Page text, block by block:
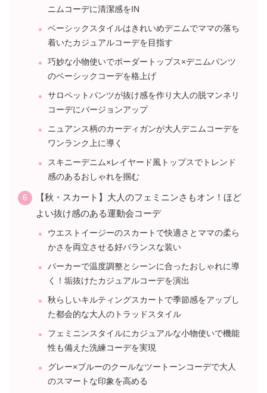
ニムコーデに清潔感をIN
ベーシックスタイルはきれいめデニムでママの落ち
着いたカジュアルコーデを目指す
巧妙な小物使いでボーダートップス×デニムパンツ
のベーシックコーデを格上げ
サロペットパンツが抜け感を作り大人の脱マンネリ
コーデにバージョンアップ
ニュアンス柄のカーディガンが大人デニムコーデを
ワンランク上に導く
スキニーデニム×レイヤード風トップスでトレンド
感のあるおしゃれを掴む
【秋・スカート】大人のフェミニンさもオン！ほど
よい抜け感のある運動会コーデ
ウエストイージーのスカートで快適さとママの柔ら
かさを両立させる好バランスな装い
パーカーで温度調整とシーンに合ったおしゃれに導
く！垢抜けたカジュアルコーデを演出
秋らしいキルティングスカートで季節感をアップし
た都会的な大人のトラッドスタイル
フェミニンスタイルにカジュアルな小物使いで機能
性も備えた洗練コーデを実現
グレー×ブルーのクールなツートーンコーデで大人
のスマートな印象を高める